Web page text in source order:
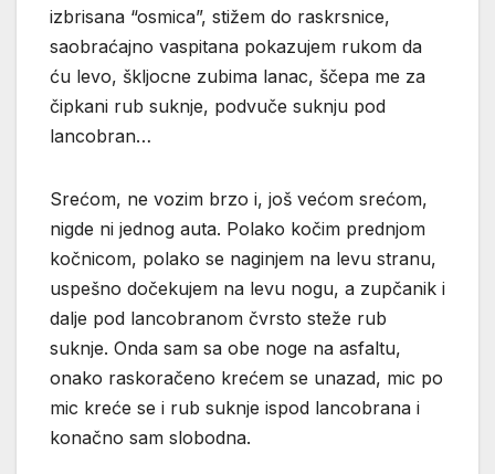
izbrisana “osmica”, stižem do raskrsnice,
saobraćajno vaspitana pokazujem rukom da
ću levo, škljocne zubima lanac, ščepa me za
čipkani rub suknje, podvuče suknju pod
lancobran…
Srećom, ne vozim brzo i, još većom srećom,
nigde ni jednog auta. Polako kočim prednjom
kočnicom, polako se naginjem na levu stranu,
uspešno dočekujem na levu nogu, a zupčanik i
dalje pod lancobranom čvrsto steže rub
suknje. Onda sam sa obe noge na asfaltu,
onako raskoračeno krećem se unazad, mic po
mic kreće se i rub suknje ispod lancobrana i
konačno sam slobodna.